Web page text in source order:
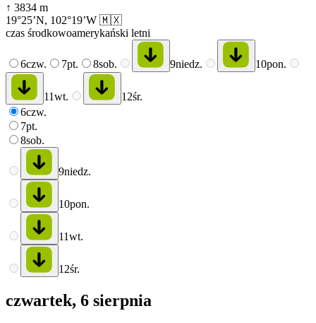
↑ 3834 m
19°25’N, 102°19’W 🇲🇽
czas środkowoamerykański letni
6czw. 7pt. 8sob. 9niedz. 10pon.
11wt. 12śr.
6czw.
7pt.
8sob.
9niedz.
10pon.
11wt.
12śr.
czwartek, 6 sierpnia